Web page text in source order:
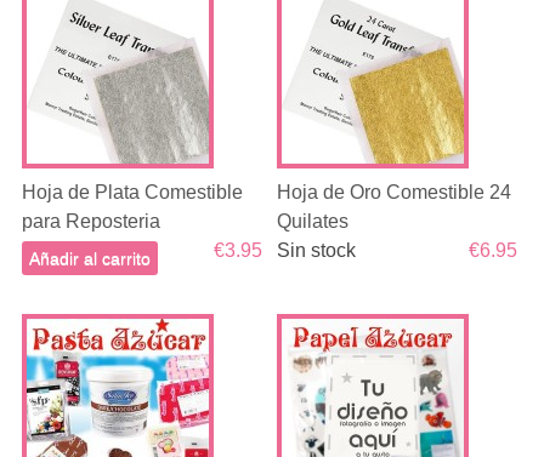
Hoja de Plata Comestible
para Reposteria
€3.95
Añadir al carrito
Hoja de Oro Comestible 24
Quilates
€6.95
Sin stock